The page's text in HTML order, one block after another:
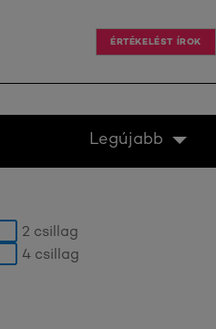
ÉRTÉKELÉST ÍROK
Legújabb
2 csillag
4 csillag